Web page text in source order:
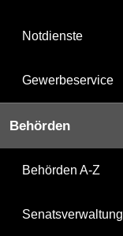
Notdienste
Gewerbeservice
Behörden
Behörden A-Z